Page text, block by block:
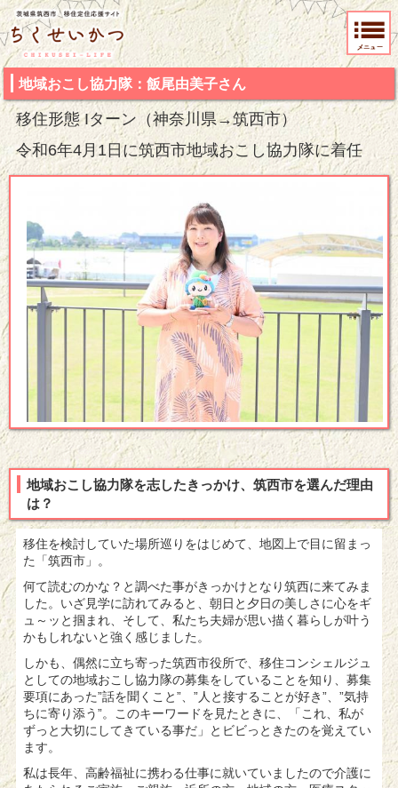
茨城県筑西市 移住定住応援サイト ちくせいかつ
地域おこし協力隊：飯尾由美子さん
移住形態 Iターン（神奈川県→筑西市）
令和6年4月1日に筑西市地域おこし協力隊に着任
地域おこし協力隊を志したきっかけ、筑西市を選んだ理由
は？
移住を検討していた場所巡りをはじめて、地図上で目に留まっ
た「筑西市」。
何て読むのかな？と調べた事がきっかけとなり筑西に来てみま
した。いざ見学に訪れてみると、朝日と夕日の美しさに心をギ
ュ～ッと掴まれ、そして、私たち夫婦が思い描く暮らしが叶う
かもしれないと強く感じました。
しかも、偶然に立ち寄った筑西市役所で、移住コンシェルジュ
としての地域おこし協力隊の募集をしていることを知り、募集
要項にあった”話を聞くこと”、”人と接することが好き”、”気持
ちに寄り添う”。このキーワードを見たときに、「これ、私が
ずっと大切にしてきている事だ」とビビっときたのを覚えてい
ます。
私は長年、高齢福祉に携わる仕事に就いていましたので介護に